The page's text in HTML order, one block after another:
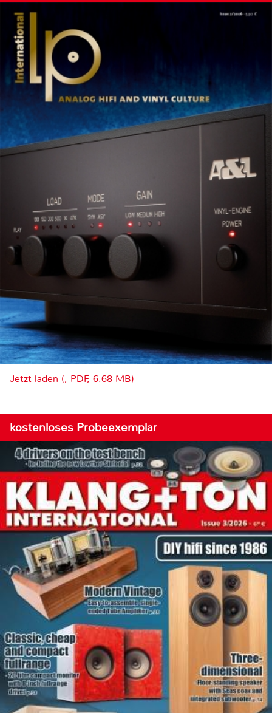
Jetzt laden (, PDF, 6.68 MB)
kostenloses Probeexemplar